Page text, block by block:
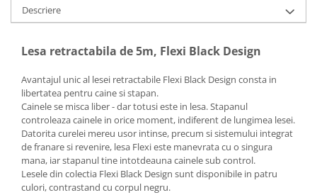
Descriere
Lesa retractabila de 5m, Flexi Black Design
Avantajul unic al lesei retractabile Flexi Black Design consta in
libertatea pentru caine si stapan.
Cainele se misca liber - dar totusi este in lesa. Stapanul
controleaza cainele in orice moment, indiferent de lungimea lesei.
Datorita curelei mereu usor intinse, precum si sistemului integrat
de franare si revenire, lesa Flexi este manevrata cu o singura
mana, iar stapanul tine intotdeauna cainele sub control.
Lesele din colectia Flexi Black Design sunt disponibile in patru
culori, contrastand cu corpul negru.